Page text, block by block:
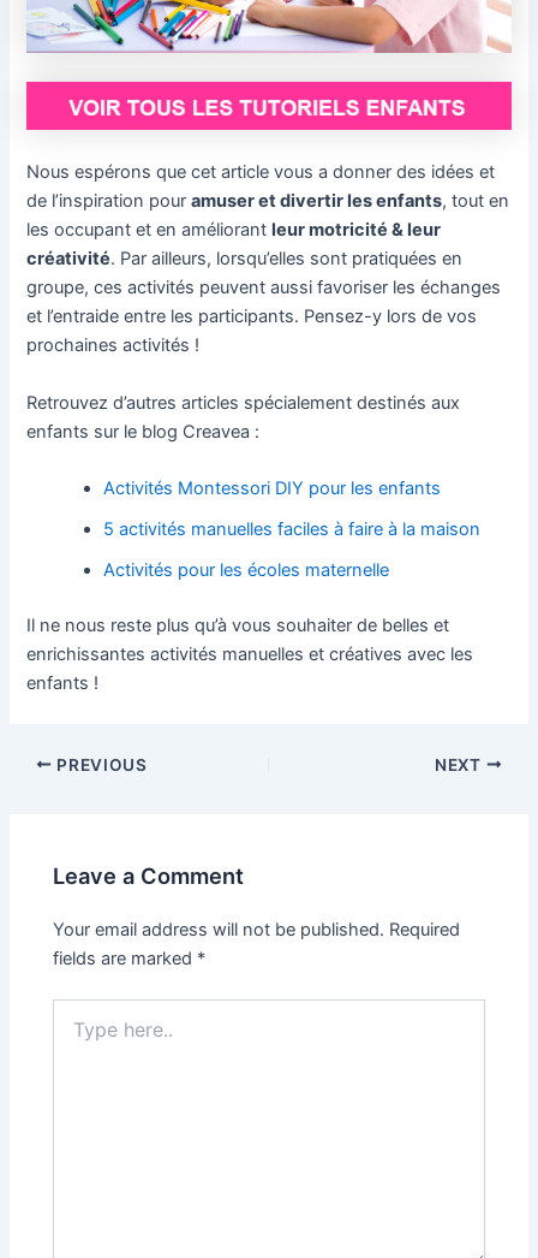
Nous espérons que cet article vous a donner des idées et
de l’inspiration pouramuser et divertir les enfants, tout en
les occupant et en améliorantleur motricité & leur
créativité. Par ailleurs, lorsqu’elles sont pratiquées en
groupe, ces activités peuvent aussi favoriser les échanges
et l’entraide entre les participants. Pensez-y lors de vos
prochaines activités !
Retrouvez d’autres articles spécialement destinés aux
enfants sur le blog Creavea :
Activités Montessori DIY pour les enfants
5 activités manuelles faciles à faire à la maison
Activités pour les écoles maternelle
Il ne nous reste plus qu’à vous souhaiter de belles et
enrichissantes activités manuelles et créatives avec les
enfants !
Post
PREVIOUS NEXT
Leave a Comment
Your email address will not be published. Required
fields are marked *
here..